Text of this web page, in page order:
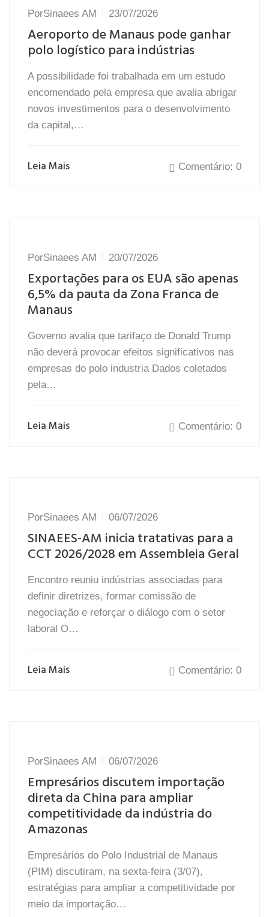
PorSinaees AM 23/07/2026
Aeroporto de Manaus pode ganhar
polo logístico para indústrias
A possibilidade foi trabalhada em um estudo
encomendado pela empresa que avalia abrigar
novos investimentos para o desenvolvimento
da capital,…
Leia Mais Comentário: 0
PorSinaees AM 20/07/2026
Exportações para os EUA são apenas
6,5% da pauta da Zona Franca de
Manaus
Governo avalia que tarifaço de Donald Trump
não deverá provocar efeitos significativos nas
empresas do polo industria Dados coletados
pela…
Leia Mais Comentário: 0
PorSinaees AM 06/07/2026
SINAEES-AM inicia tratativas para a
CCT 2026/2028 em Assembleia Geral
Encontro reuniu indústrias associadas para
definir diretrizes, formar comissão de
negociação e reforçar o diálogo com o setor
laboral O…
Leia Mais Comentário: 0
PorSinaees AM 06/07/2026
Empresários discutem importação
direta da China para ampliar
competitividade da indústria do
Amazonas
Empresários do Polo Industrial de Manaus
(PIM) discutiram, na sexta-feira (3/07),
estratégias para ampliar a competitividade por
meio da importação…